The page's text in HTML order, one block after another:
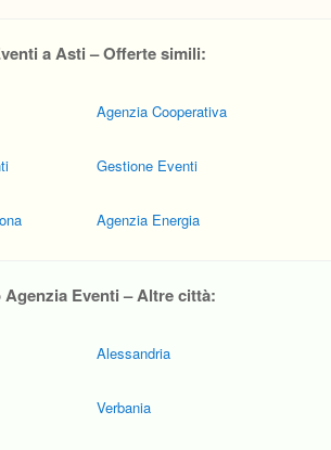
a Asti – Offerte simili:
Agenzia Cooperativa
Gestione Eventi
Agenzia Energia
Eventi – Altre città:
Alessandria
Verbania